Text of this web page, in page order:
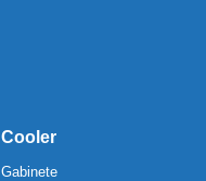
Cooler
Gabinete